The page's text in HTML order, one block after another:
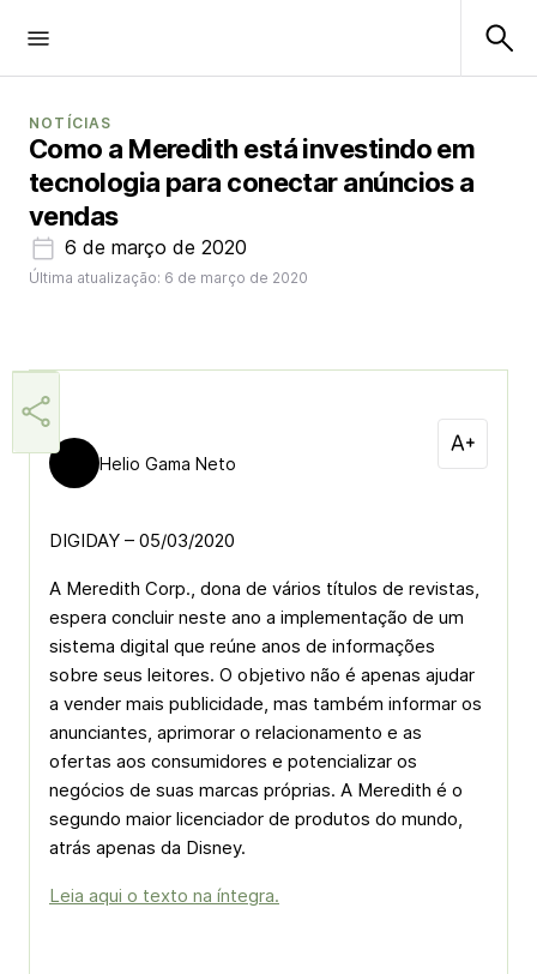
NOTÍCIAS
Como a Meredith está investindo em
tecnologia para conectar anúncios a
vendas
6 de março de 2020
Última atualização: 6 de março de 2020
Helio Gama Neto
DIGIDAY – 05/03/2020
A Meredith Corp., dona de vários títulos de revistas,
espera concluir neste ano a implementação de um
sistema digital que reúne anos de informações
sobre seus leitores. O objetivo não é apenas ajudar
a vender mais publicidade, mas também informar os
anunciantes, aprimorar o relacionamento e as
ofertas aos consumidores e potencializar os
negócios de suas marcas próprias. A Meredith é o
segundo maior licenciador de produtos do mundo,
atrás apenas da Disney.
Leia aqui o texto na íntegra.